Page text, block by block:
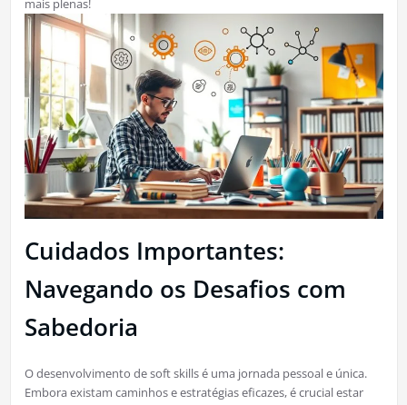
mais plenas!
Cuidados Importantes:
Navegando os Desafios com
Sabedoria
O desenvolvimento de soft skills é uma jornada pessoal e única.
Embora existam caminhos e estratégias eficazes, é crucial estar